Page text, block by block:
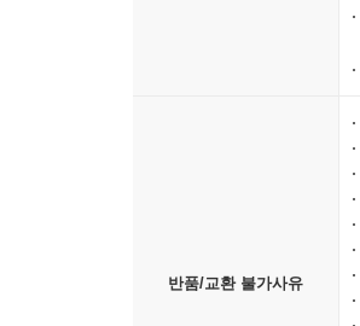
반품/교환 불가사유